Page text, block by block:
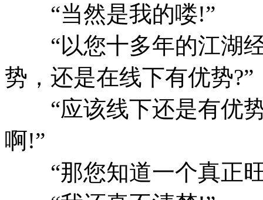
“当然是我的喽!”
“以您十多年的江湖经
势，还是在线下有优势?”
“应该线下还是有优势
啊!”
“那您知道一个真正旺